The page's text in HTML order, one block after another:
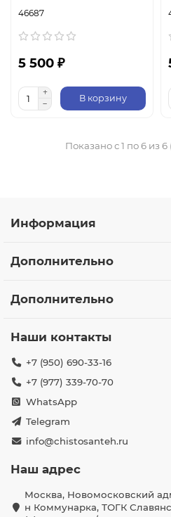
46687
5 500 ₽
В корзину
Показано с 1 по 6 из 6
Информация
Дополнительно
Дополнительно
Наши контакты
+7 (950) 690-33-16
+7 (977) 339-70-70
WhatsApp
Telegram
info@chistosanteh.ru
Наш адрес
Москва, Новомосковский
н Коммунарка, ТОГК